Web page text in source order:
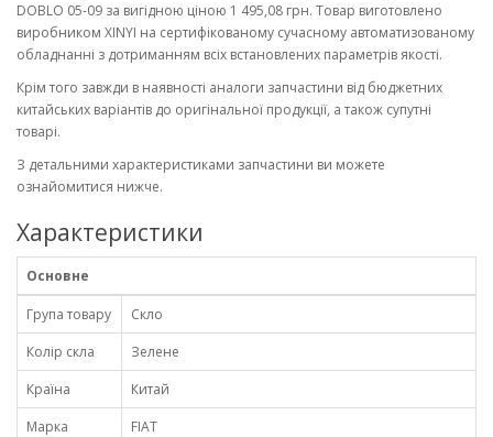
DOBLO 05-09 за вигідною ціною 1 495,08 грн. Товар виготовлено
виробником XINYI на сертифікованому сучасному автоматизованому
обладнанні з дотриманням всіх встановлених параметрів якості.
Крім того завжди в наявності аналоги запчастини від бюджетних
китайських варіантів до оригінальної продукції, а також супутні
товарі.
З детальними характеристиками запчастини ви можете
ознайомитися нижче.
Характеристики
Основне
Група товару
Скло
Колір скла
Зелене
Країна
Китай
Марка
FIAT